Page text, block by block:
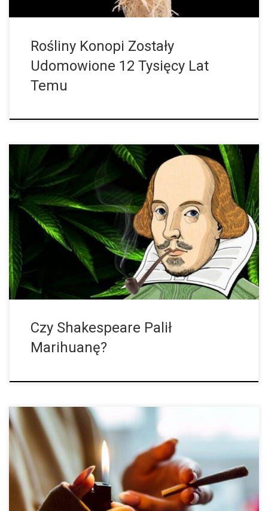
Rośliny Konopi Zostały
Udomowione 12 Tysięcy Lat
Temu
Pisarze mają swoje dziwactwa, ale wygląda na to, że William
Shakespeare był fanem marihuany! Uważa się, biorąc pod uwagę
wszystkie fajki odkryte w jego domu, które zawierały ślady
substancji chemicznych związanych z marihuaną, mógł być jej
jednym z miłośników. To w 2011 roku antropolog z RPA, Francis
Thackeray postanowił zbadać substancje z 400-letniej fajki
tytoniowej znalezionej w domu. Szekspira. Antropolog przyniósł
fajkę do laboratorium zajmującego się narkotykami, gdzie wraz
ze […]
Czy Shakespeare Palił
Marihuanę?
Używanie marihuany pomaga złagodzić ból związany z
reumatoidalnym zapaleniem stawów. Tracie Bertch żyje z
reumatoidalnym zapaleniem stawów (RZS) odkąd skończyła 20
lat. Po błędnej diagnozie cieśni nadgarstka i zapaleniu ścięgna
oficjalnie zdiagnozowano u niej RZS w 2009 roku.
Reumatoidalne zapalenie stawów jest przewlekłą chorobą
zapalną dotykającą głównie stawy. Silny ból z RZS sprawił, że